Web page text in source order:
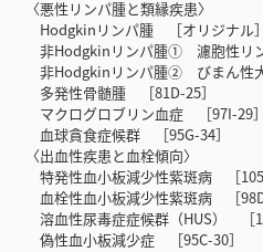
〈悪性リンパ腫と類縁疾患〉
Hodgkinリンパ腫 ［オリジナル］
非Hodgkinリンパ腫① 濾胞性リン
非Hodgkinリンパ腫② びまん性大
多発性骨髄腫 ［81D-25］
マクログロブリン血症 ［97I-29］
血球貪食症候群 ［95G-34］
〈出血性疾患と血栓傾向〉
特発性血小板減少性紫斑病 ［
血栓性血小板減少性紫斑病 ［
溶血性尿毒症症候群（HUS） ［
偽性血小板減少症 ［95C-30］